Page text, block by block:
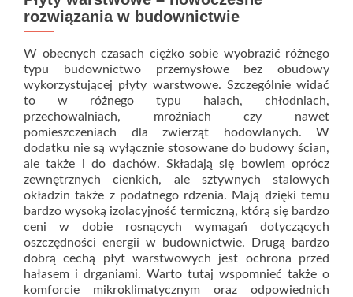
rozwiązania w budownictwie
W obecnych czasach ciężko sobie wyobrazić różnego
typu budownictwo przemysłowe bez obudowy
wykorzystującej płyty warstwowe. Szczególnie widać
to w różnego typu halach, chłodniach,
przechowalniach, mroźniach czy nawet
pomieszczeniach dla zwierząt hodowlanych. W
dodatku nie są wyłącznie stosowane do budowy ścian,
ale także i do dachów. Składają się bowiem oprócz
zewnętrznych cienkich, ale sztywnych stalowych
okładzin także z podatnego rdzenia. Mają dzięki temu
bardzo wysoką izolacyjność termiczną, którą się bardzo
ceni w dobie rosnących wymagań dotyczących
oszczędności energii w budownictwie. Drugą bardzo
dobrą cechą płyt warstwowych jest ochrona przed
hałasem i drganiami. Warto tutaj wspomnieć także o
komforcie mikroklimatycznym oraz odpowiednich